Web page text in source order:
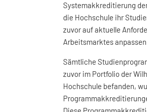
Systemakkreditierung
die Hochschule ihr
zuvor auf aktuelle
Arbeitsmarktes
Sämtliche
zuvor im Portfolio der
Hochschule befanden,